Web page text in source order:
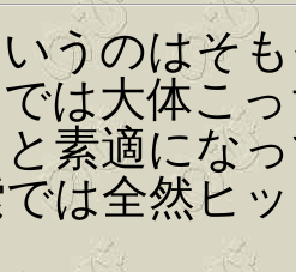
いうのはそ
は大体こ
素適にな
は全然ヒ